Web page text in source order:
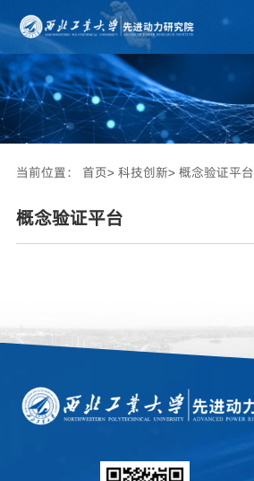
概念验证平台
当前位置： 首页> 科技创新> 概念验证平台